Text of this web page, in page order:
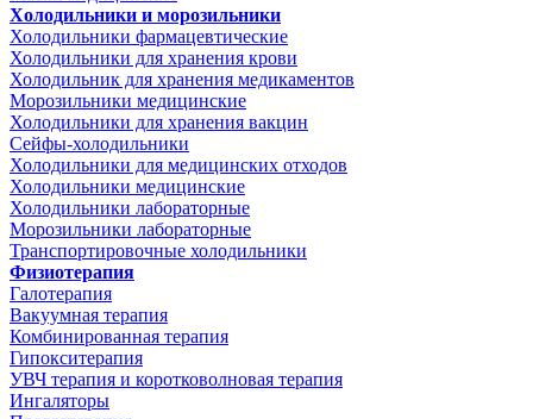
Холодильники и морозильники
Холодильники фармацевтические
Холодильники для хранения крови
Холодильник для хранения медикаментов
Морозильники медицинские
Холодильники для хранения вакцин
Сейфы-холодильники
Холодильники для медицинских отходов
Холодильники медицинские
Холодильники лабораторные
Морозильники лабораторные
Транспортировочные холодильники
Физиотерапия
Галотерапия
Вакуумная терапия
Комбинированная терапия
Гипокситерапия
УВЧ терапия и коротковолновая терапия
Ингаляторы